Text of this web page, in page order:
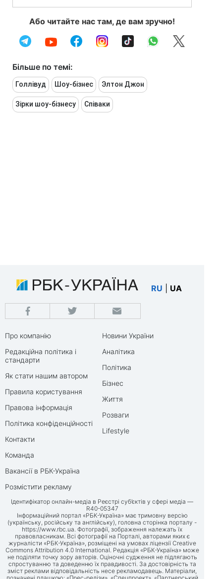
Або читайте нас там, де вам зручно!
Більше по темі:
Голлівуд Шоу-бізнес Элтон Джон
Зірки шоу-бізнесу Співаки
RU UA
Про компанію
Редакційна політика і
стандарти
Як стати нашим автором
Правила користування
Правова інформація
Політика конфіденційності
Контакти
Команда
Вакансії в РБК-Україна
Розмістити рекламу
Новини України
Аналітика
Політика
Бізнес
Життя
Розваги
Lifestyle
Ідентифікатор онлайн-медіа в Реєстрі суб’єктів у сфері медіа —
R40-05347
Інформаційний портал «РБК-Україна» має тримовну версію
(українську, російську та англійську), головна сторінка порталу -
https://www.rbc.ua. Фотографії, зображення належать їх
правовласникам. Всі фотографії на Порталі, авторами яких є
журналісти «РБК-Україна», розміщені на умовах ліцензії Creative
Commons Attribution 4.0 International. Редакція «РБК-Україна» може
не поділяти точку зору авторів. Оціночні судження не підлягають
спростуванню та доведенню їх правдивості. За достовірність та
зміст реклами відповідальність несе рекламодавець. Матеріали,